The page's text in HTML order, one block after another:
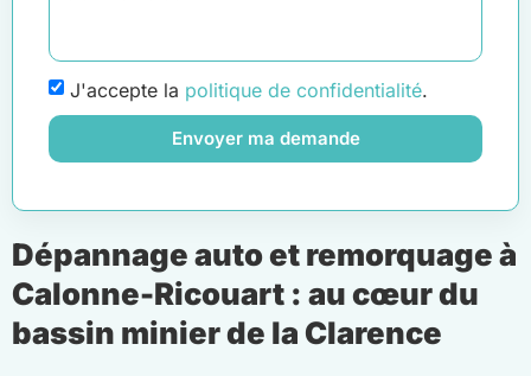
J'accepte la politique de confidentialité.
Envoyer ma demande
Dépannage auto et remorquage à
Calonne-Ricouart : au cœur du
bassin minier de la Clarence